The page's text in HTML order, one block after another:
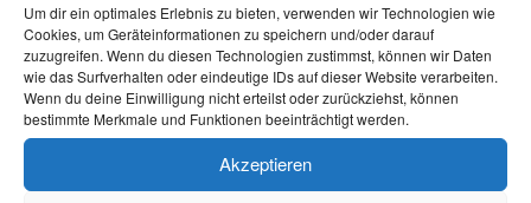
Um dir ein optimales Erlebnis zu bieten, verwenden wir Technologien wie
Cookies, um Geräteinformationen zu speichern und/oder darauf
zuzugreifen. Wenn du diesen Technologien zustimmst, können wir Daten
wie das Surfverhalten oder eindeutige IDs auf dieser Website verarbeiten.
Wenn du deine Einwilligung nicht erteilst oder zurückziehst, können
bestimmte Merkmale und Funktionen beeinträchtigt werden.
Akzeptieren
VERANSTALTER
RWTH AACHEN
Mehr Veranstaltungen